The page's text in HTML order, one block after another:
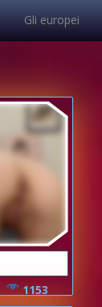
Gli europei
1153